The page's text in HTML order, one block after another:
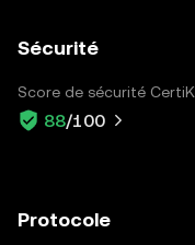
Sécurité
Score de sécurité CertiK
88/100
Protocole